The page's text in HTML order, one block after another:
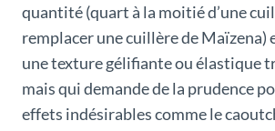
quantité (quart à la moitié d’une
remplacer une cuillère de Maïzena)
une texture gélifiante ou élastique
mais qui demande de la prudence
effets indésirables comme le